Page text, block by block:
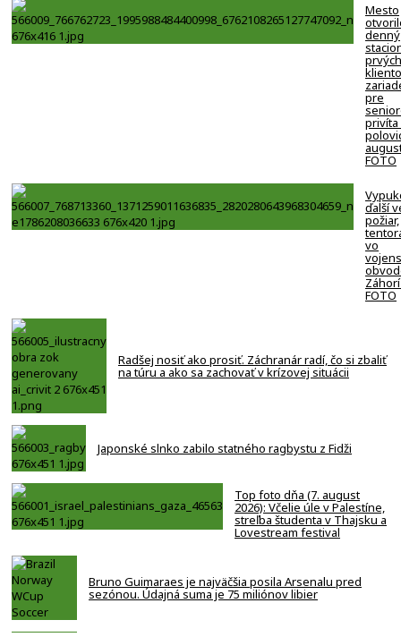
Mesto
denný
prvých
pre
privíta
FOTO
ďalší
požiar,
vo
FOTO
Radšej nosiť ako prosiť. Záchranár radí, čo si zbaliť
na túru a ako sa zachovať v krízovej situácii
Japonské slnko zabilo statného ragbystu z Fidži
Top foto dňa (7. august
2026): Včelie úle v Palestíne,
streľba študenta v Thajsku a
Lovestream festival
Bruno Guimaraes je najväčšia posila Arsenalu pred
sezónou. Údajná suma je 75 miliónov libier